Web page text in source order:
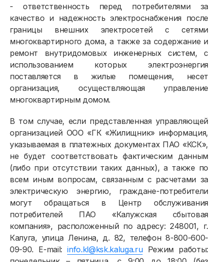
- ответственность перед потребителями за
качество и надежность электроснабжения после
границы внешних электросетей с сетями
многоквартирного дома, а также за содержание и
ремонт внутридомовых инженерных систем, с
использованием которых электроэнергия
поставляется в жилые помещения, несет
организация, осуществляющая управление
многоквартирным домом.
В том случае, если представленная управляющей
организацией ООО «ГК «Жилищник» информация,
указываемая в платежных документах ПАО «КСК»,
не будет соответствовать фактическим данным
(либо при отсутствии таких данных), а также по
всем иным вопросам, связанным с расчетами за
электрическую энергию, граждане-потребители
могут обращаться в Центр обслуживания
потребителей ПАО «Калужская сбытовая
компания», расположенный по адресу: 248001, г.
Калуга, улица Ленина, д. 82, телефон 8-800-600-
09-90. E-mail:info.kl@ksk.kaluga.ruРежим работы: